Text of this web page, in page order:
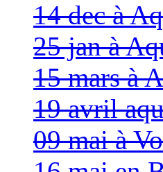
14 dec à
25 jan à
15 mars à
19 avril
09 mai à